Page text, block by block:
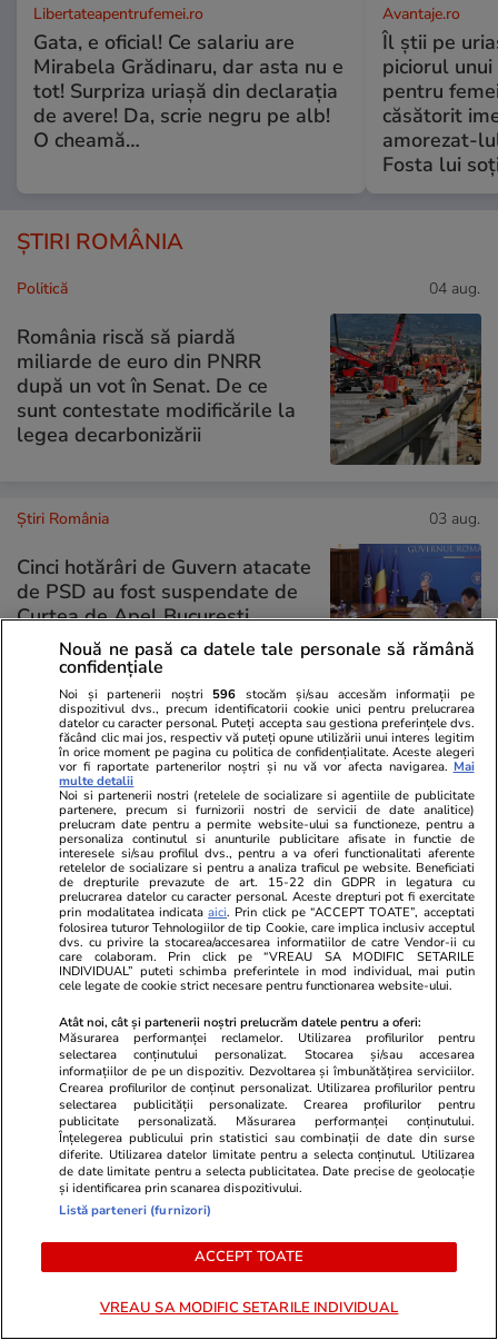
Libertateapentrufemei.ro
Gata, e oficial! Ce salariu are
Mirabela Grădinaru, dar asta nu e
tot! Surpriza uriașă din declarația
de avere! Da, scrie negru pe alb!
O cheamă…
Avantaje.ro
Îl știi pe
piciorul
pentru
căsătorit
amorezat-
Fosta lui
ȘTIRI ROMÂNIA
Politică 04 aug.
România riscă să piardă
miliarde de euro din PNRR
după un vot în Senat. De ce
sunt contestate modificările la
legea decarbonizării
Știri România 03 aug.
Cinci hotărâri de Guvern atacate
de PSD au fost suspendate de
Curtea de Apel București.
Executivul acuză blocarea unor
măsuri importante
PARTENERI
Adevarul.ro
„Ne-am îmbolnăvit toți”. Coșmarul
unor români într-una dintre cele
mai populare destinații din
Albania: „Apa mirosea a
canalizare”
Fanatik.ro
CFR Cluj,
înseamnă,
Europa ce
Nouă ne pasă ca datele tale personale să rămână
confidențiale
Noi și partenerii noștri 596 stocăm și/sau accesăm informații pe
dispozitivul dvs., precum identificatorii cookie unici pentru prelucrarea
datelor cu caracter personal. Puteți accepta sau gestiona preferințele dvs.
făcând clic mai jos, respectiv vă puteți opune utilizării unui interes legitim
în orice moment pe pagina cu politica de confidențialitate. Aceste alegeri
vor fi raportate partenerilor noștri și nu vă vor afecta navigarea. Mai
multe detalii
Noi si partenerii nostri (retelele de socializare si agentiile de publicitate
partenere, precum si furnizorii nostri de servicii de date analitice)
prelucram date pentru a permite website-ului sa functioneze, pentru a
personaliza continutul si anunturile publicitare afisate in functie de
interesele si/sau profilul dvs., pentru a va oferi functionalitati aferente
retelelor de socializare si pentru a analiza traficul pe website. Beneficiati
de drepturile prevazute de art. 15-22 din GDPR in legatura cu
prelucrarea datelor cu caracter personal. Aceste drepturi pot fi exercitate
prin modalitatea indicataaici. Prin click pe “ACCEPT TOATE”, acceptati
folosirea tuturor Tehnologiilor de tip Cookie, care implica inclusiv acceptul
dvs. cu privire la stocarea/accesarea informatiilor de catre Vendor-ii cu
care colaboram. Prin click pe “VREAU SA MODIFIC SETARILE
INDIVIDUAL” puteti schimba preferintele in mod individual, mai putin
cele legate de cookie strict necesare pentru functionarea website-ului.
Atât noi, cât și partenerii noștri prelucrăm datele pentru a oferi:
Măsurarea performanței reclamelor. Utilizarea profilurilor pentru
selectarea conținutului personalizat. Stocarea și/sau accesarea
informațiilor de pe un dispozitiv. Dezvoltarea și îmbunătățirea serviciilor.
Crearea profilurilor de conținut personalizat. Utilizarea profilurilor pentru
selectarea publicității personalizate. Crearea profilurilor pentru
publicitate personalizată. Măsurarea performanței conținutului.
Înțelegerea publicului prin statistici sau combinații de date din surse
diferite. Utilizarea datelor limitate pentru a selecta conținutul. Utilizarea
de date limitate pentru a selecta publicitatea. Date precise de geolocație
și identificarea prin scanarea dispozitivului.
Listă parteneri (furnizori)
ACCEPT TOATE
VREAU SA MODIFIC SETARILE INDIVIDUAL